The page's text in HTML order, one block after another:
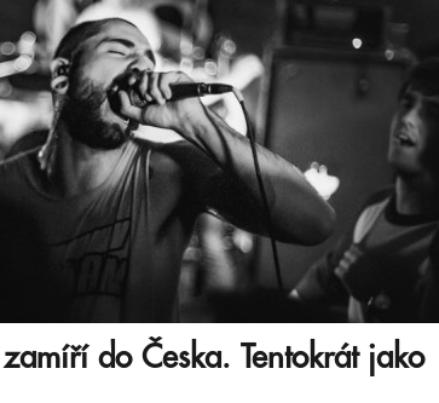
do Česka. Tentokrát jako